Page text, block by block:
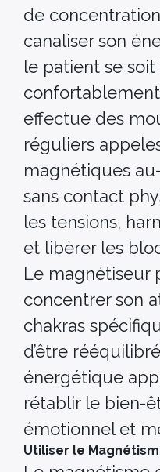
de
canaliser son
le patient se
effectue des
réguliers
magnétiques
sans contact
les tensions,
et libèrer les
Le magnétiseur
concentrer son
chakras
d’être
énergétique
rétablir le bien-
émotionnel et
Utiliser le